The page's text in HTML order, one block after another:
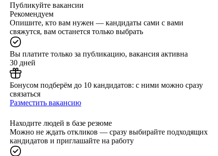
Публикуйте вакансии
Рекомендуем
Опишите, кто вам нужен — кандидаты сами с вами
свяжутся, вам останется только выбрать
Вы платите только за публикацию, вакансия активна
30 дней
Бонусом подберём до 10 кандидатов: с ними можно сразу
связаться
Разместить вакансию
Находите людей в базе резюме
Можно не ждать откликов — сразу выбирайте подходящих
кандидатов и приглашайте на работу